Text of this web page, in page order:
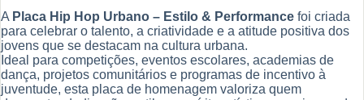
&
Cultura
Urbana
A Placa Hip Hop Urbano – Estilo & Performance foi criada
para celebrar o talento, a criatividade e a atitude positiva dos
jovens que se destacam na cultura urbana.
Ideal para competições, eventos escolares, academias de
dança, projetos comunitários e programas de incentivo à
juventude, esta placa de homenagem valoriza quem